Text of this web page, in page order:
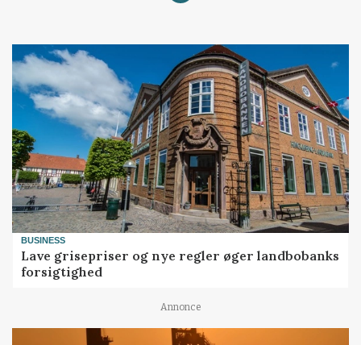
BUSINESS
Lave grisepriser og nye regler øger landbobanks
forsigtighed
Annonce